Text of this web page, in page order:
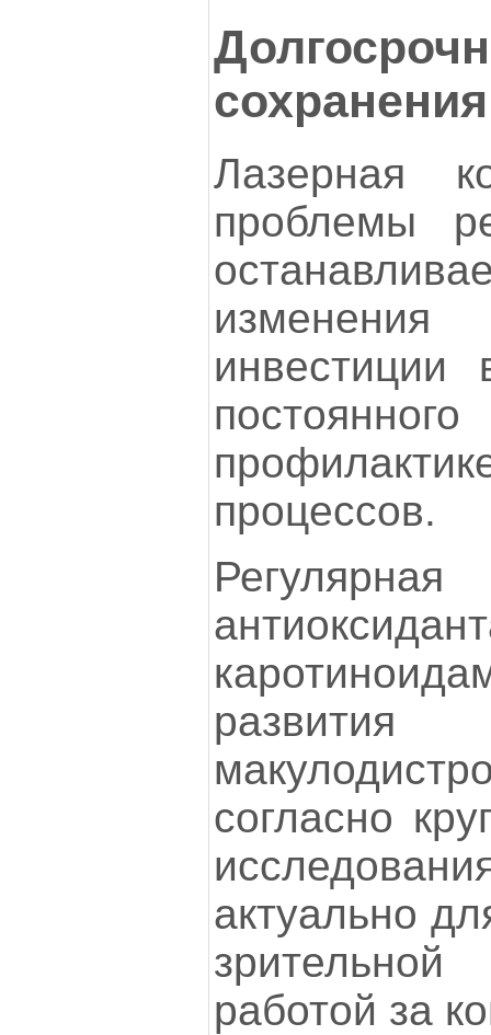
Лазерная
проблемы
инвестиции
процессов.
согласно
актуально
работой за